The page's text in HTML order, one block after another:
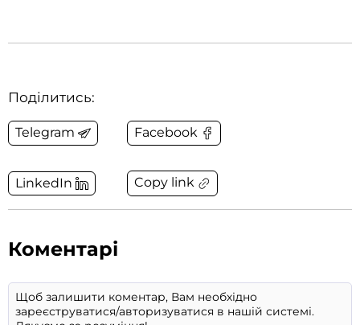
Поділитись:
Telegram Facebook
LinkedIn Copy link
Коментарі